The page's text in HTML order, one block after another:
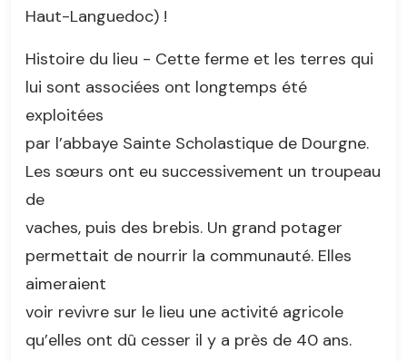
Haut-Languedoc) !
Histoire du lieu - Cette ferme et les terres qui
lui sont associées ont longtemps été
exploitées
par l’abbaye Sainte Scholastique de Dourgne.
Les sœurs ont eu successivement un troupeau
de
vaches, puis des brebis. Un grand potager
permettait de nourrir la communauté. Elles
aimeraient
voir revivre sur le lieu une activité agricole
qu’elles ont dû cesser il y a près de 40 ans.